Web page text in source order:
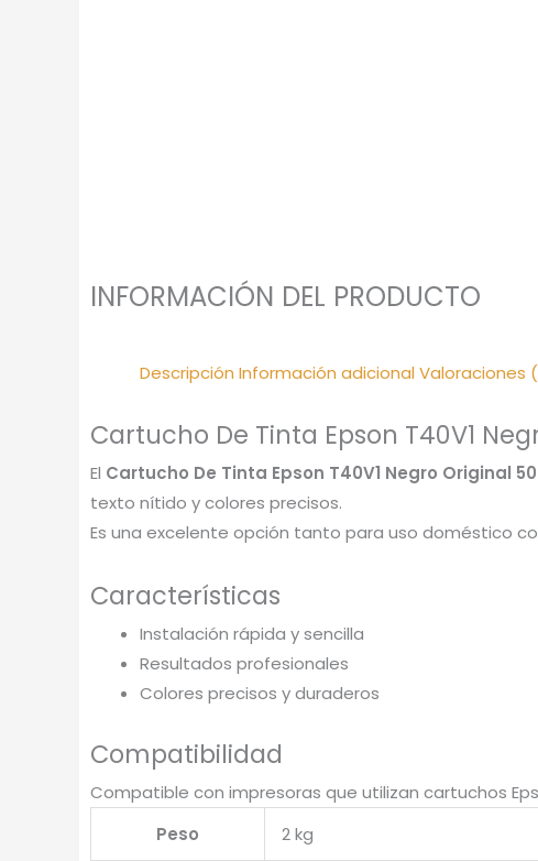
INFORMACIÓN DEL PRODUCTO
Descripción Información adicional Valoraciones
Cartucho De Tinta Epson T40V1
El Cartucho De Tinta Epson T40V1 Negro Original 50
texto nítido y colores precisos.
Es una excelente opción tanto para uso doméstico
Características
Instalación rápida y sencilla
Resultados profesionales
Colores precisos y duraderos
Compatibilidad
Compatible con impresoras que utilizan cartuchos
Peso
2 kg